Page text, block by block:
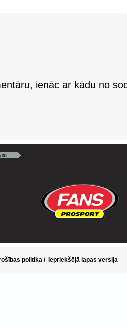
ienāc ar kādu no
politika / Iepriekšējā lapas versija